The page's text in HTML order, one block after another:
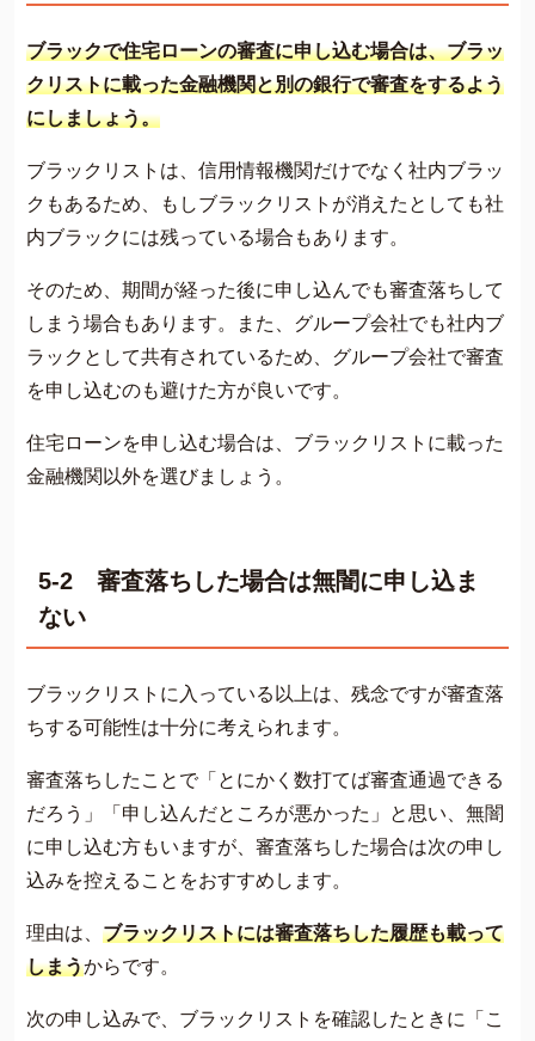
ブラックで住宅ローンの審査に申し込む場合は、ブラッ
クリストに載った金融機関と別の銀行で審査をするよう
にしましょう。
ブラックリストは、信用情報機関だけでなく社内ブラッ
クもあるため、もしブラックリストが消えたとしても社
内ブラックには残っている場合もあります。
そのため、期間が経った後に申し込んでも審査落ちして
しまう場合もあります。また、グループ会社でも社内ブ
ラックとして共有されているため、グループ会社で審査
を申し込むのも避けた方が良いです。
住宅ローンを申し込む場合は、ブラックリストに載った
金融機関以外を選びましょう。
5-2 審査落ちした場合は無闇に申し込ま
ない
ブラックリストに入っている以上は、残念ですが審査落
ちする可能性は十分に考えられます。
審査落ちしたことで「とにかく数打てば審査通過できる
だろう」「申し込んだところが悪かった」と思い、無闇
に申し込む方もいますが、審査落ちした場合は次の申し
込みを控えることをおすすめします。
理由は、 ブラックリストには審査落ちした履歴も載って
しまうからです。
次の申し込みで、ブラックリストを確認したときに「こ